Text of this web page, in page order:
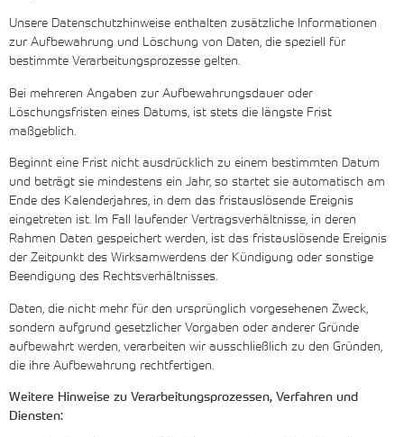
Unsere Datenschutzhinweise enthalten zusätzliche Informationen
zur Aufbewahrung und Löschung von Daten, die speziell für
bestimmte Verarbeitungsprozesse gelten.
Bei mehreren Angaben zur Aufbewahrungsdauer oder
Löschungsfristen eines Datums, ist stets die längste Frist
maßgeblich.
Beginnt eine Frist nicht ausdrücklich zu einem bestimmten Datum
und beträgt sie mindestens ein Jahr, so startet sie automatisch am
Ende des Kalenderjahres, in dem das fristauslösende Ereignis
eingetreten ist. Im Fall laufender Vertragsverhältnisse, in deren
Rahmen Daten gespeichert werden, ist das fristauslösende Ereignis
der Zeitpunkt des Wirksamwerdens der Kündigung oder sonstige
Beendigung des Rechtsverhältnisses.
Daten, die nicht mehr für den ursprünglich vorgesehenen Zweck,
sondern aufgrund gesetzlicher Vorgaben oder anderer Gründe
aufbewahrt werden, verarbeiten wir ausschließlich zu den Gründen,
die ihre Aufbewahrung rechtfertigen.
Weitere Hinweise zu Verarbeitungsprozessen, Verfahren und
Diensten: